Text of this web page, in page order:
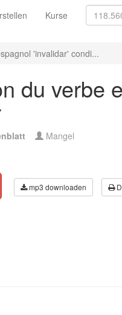
Kurse
'invalidar' condi...
du verbe
Mangel
mp3 downloaden